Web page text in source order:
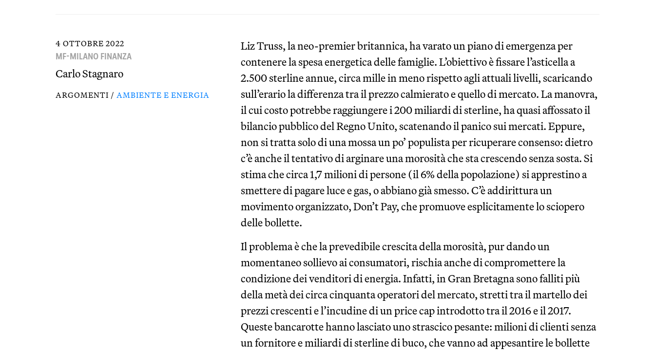
4 OTTOBRE 2022
MF-MILANO FINANZA
Carlo Stagnaro
ARGOMENTI / AMBIENTE E ENERGIA
Liz Truss, la neo-premier britannica, ha varato un piano di emergenza per
contenere la spesa energetica delle famiglie. L’obiettivo è fissare l’asticella a
2.500 sterline annue, circa mille in meno rispetto agli attuali livelli, scaricando
sull’erario la differenza tra il prezzo calmierato e quello di mercato. La manovra,
il cui costo potrebbe raggiungere i 200 miliardi di sterline, ha quasi affossato il
bilancio pubblico del Regno Unito, scatenando il panico sui mercati. Eppure,
non si tratta solo di una mossa un po’ populista per ricuperare consenso: dietro
c’è anche il tentativo di arginare una morosità che sta crescendo senza sosta. Si
stima che circa 1,7 milioni di persone (il 6% della popolazione) si apprestino a
smettere di pagare luce e gas, o abbiano già smesso. C’è addirittura un
movimento organizzato, Don’t Pay, che promuove esplicitamente lo sciopero
delle bollette.
Il problema è che la prevedibile crescita della morosità, pur dando un
momentaneo sollievo ai consumatori, rischia anche di compromettere la
condizione dei venditori di energia. Infatti, in Gran Bretagna sono falliti più
della metà dei circa cinquanta operatori del mercato, stretti tra il martello dei
prezzi crescenti e l’incudine di un price cap introdotto tra il 2016 e il 2017.
Queste bancarotte hanno lasciato uno strascico pesante: milioni di clienti senza
un fornitore e miliardi di sterline di buco, che vanno ad appesantire le bollette